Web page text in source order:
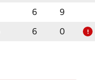
6 9
6 0 !